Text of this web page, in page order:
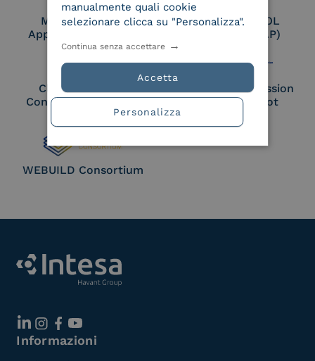
Membro Adobe
Approved Trust List
Certified PEPPOL
Access Point (AP)
Cloud Signature
Consortium Member
European Commission
Large Scale Pilot
WEBUILD Consortium
Informazioni
manualmente quali cookie
selezionare clicca su "Personalizza".
Accetta
Continua senza accettare
Personalizza